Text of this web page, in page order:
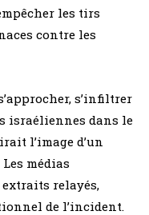
les tirs
contre les
s’infiltrer
israéliennes dans le
l’image d’un
médias
relayés,
de l’incident.